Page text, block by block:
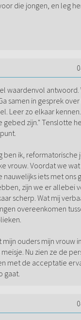
die jongen, en leg
waardenvol
samen in gesprek
Leer zo elkaar
gebed zijn." Tenslotte
ben ik, reformatorische
vrouw. Voordat we
iets met ons
zijn we er allebei
scherp. Wat mij
overeenkomen
mijn ouders mijn vrouw
Nu zien ze de
met de acceptatie
gaat.